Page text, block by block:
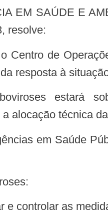
resolve:
resposta à
estará
alocação técnica
em Saúde
e controlar as